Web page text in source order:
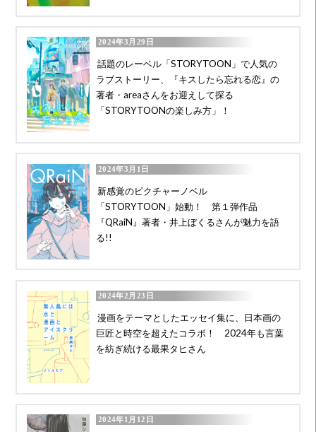
話題のレーベル「STORYTOON」で人気の
ラブストーリー、『キスしたら忘れる恋』の
著者・areaさんをお迎えして探る
「STORYTOONの楽しみ方」！
2024年3月29日
新感覚のピクチャーノベル
「STORYTOON」始動！ 第１弾作品
『QRaiN』著者・井上ぼくるさんが魅力を語
る!!
2024年3月1日
漫画をテーマとしたエッセイ集に、日本画の
巨匠と時空を超えたコラボ！ 2024年も言葉
を紡ぎ続ける最果タヒさん
2024年2月23日
2024年1月12日